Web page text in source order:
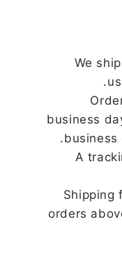
We
business
business
A
Shipping
orders